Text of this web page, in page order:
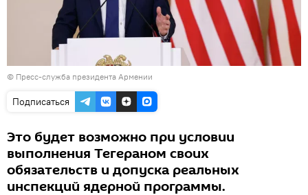
© Пресс-служба президента Армении
Подписаться
Это будет возможно при условии
выполнения Тегераном своих
обязательств и допуска реальных
инспекций ядерной программы.